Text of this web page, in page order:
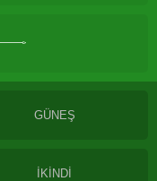
GÜNEŞ
İKİNDİ